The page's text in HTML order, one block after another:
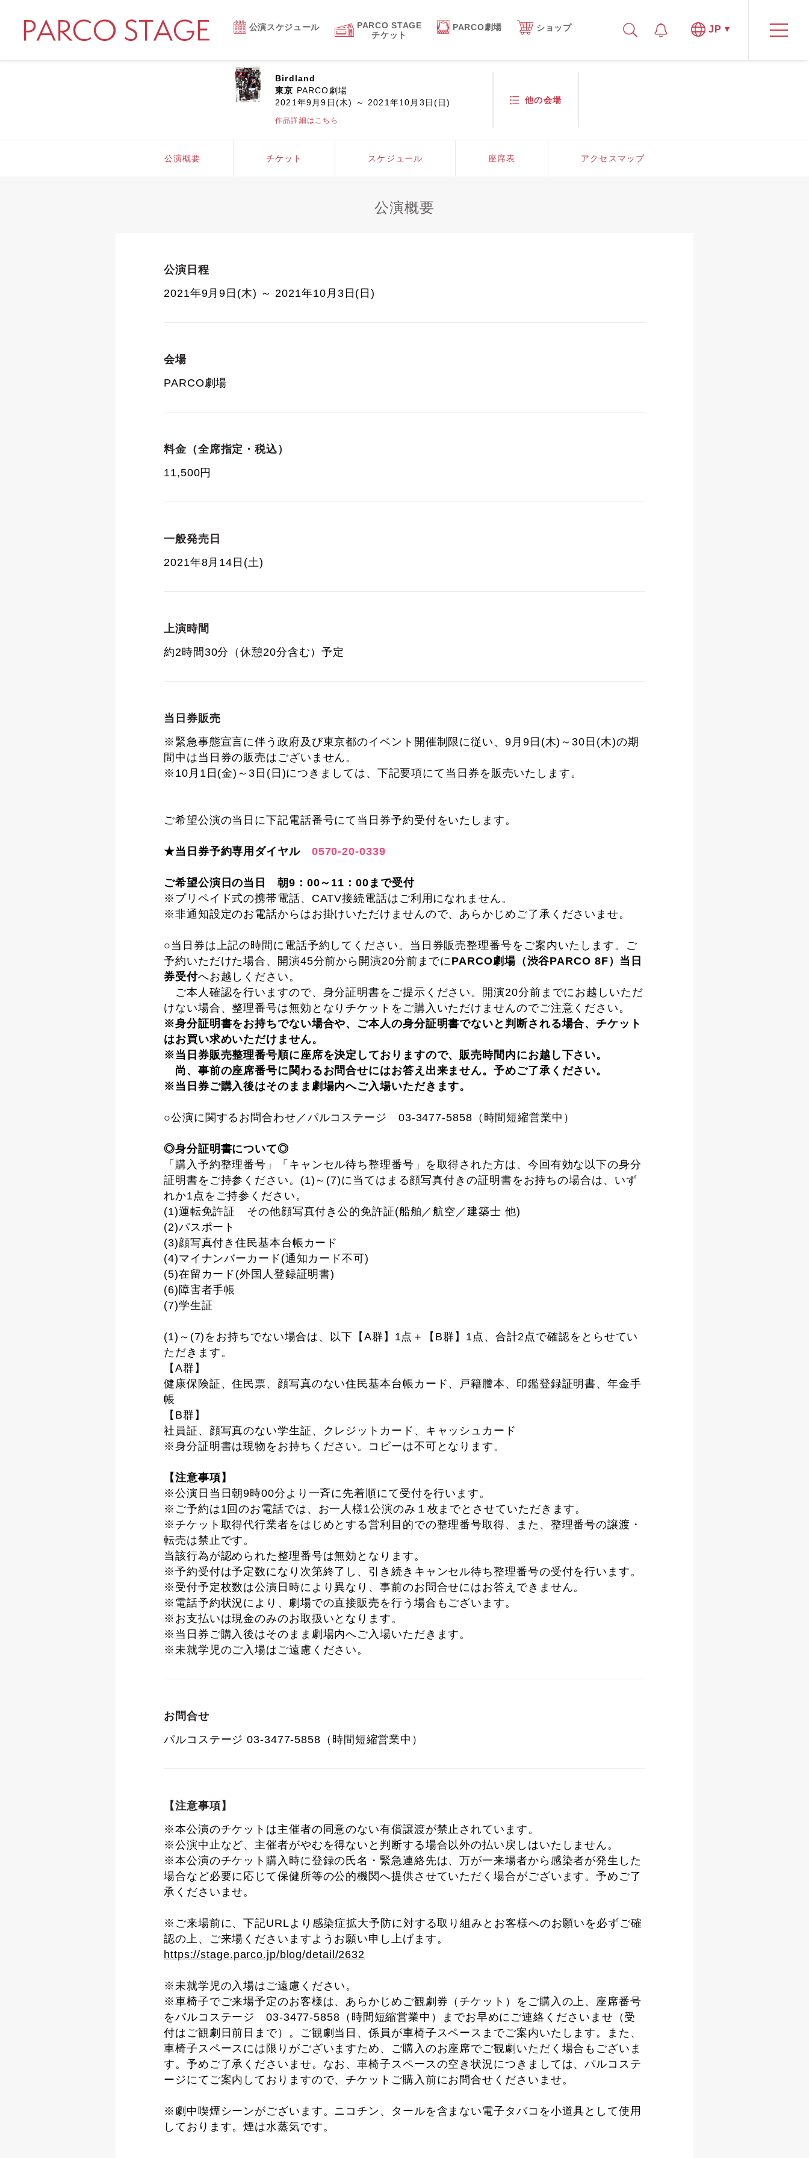
公演スケジュール
PARCO STAGE
チケット
PARCO劇場 ショップ JP
Birdland
東京 PARCO劇場
2021年9月9日(木) ～ 2021年10月3日(日)
作品詳細はこちら
他の会場
公演概要 チケット スケジュール 座席表 アクセスマップ
公演概要
公演日程
2021年9月9日(木) ～ 2021年10月3日(日)
会場
PARCO劇場
料金（全席指定・税込）
11,500円
一般発売日
2021年8月14日(土)
上演時間
約2時間30分（休憩20分含む）予定
当日券販売
※緊急事態宣言に伴う政府及び東京都のイベント開催制限に従い、9月9日(木)～30日(木)の期
間中は当日券の販売はございません。
※10月1日(金)～3日(日)につきましては、下記要項にて当日券を販売いたします。
ご希望公演の当日に下記電話番号にて当日券予約受付をいたします。
★当日券予約専用ダイヤル 0570-20-0339
ご希望公演日の当日 朝9：00～11：00まで受付
※プリペイド式の携帯電話、CATV接続電話はご利用になれません。
※非通知設定のお電話からはお掛けいただけませんので、あらかじめご了承くださいませ。
○当日券は上記の時間に電話予約してください。当日券販売整理番号をご案内いたします。ご
予約いただけた場合、開演45分前から開演20分前までにPARCO劇場（渋谷PARCO 8F）当日
券受付へお越しください。
ご本人確認を行いますので、身分証明書をご提示ください。開演20分前までにお越しいただ
けない場合、整理番号は無効となりチケットをご購入いただけませんのでご注意ください。
※身分証明書をお持ちでない場合や、ご本人の身分証明書でないと判断される場合、チケット
はお買い求めいただけません。
※当日券販売整理番号順に座席を決定しておりますので、販売時間内にお越し下さい。
尚、事前の座席番号に関わるお問合せにはお答え出来ません。予めご了承ください。
※当日券ご購入後はそのまま劇場内へご入場いただきます。
○公演に関するお問合わせ／パルコステージ 03-3477-5858（時間短縮営業中）
◎身分証明書について◎
「購入予約整理番号」「キャンセル待ち整理番号」を取得された方は、今回有効な以下の身分
証明書をご持参ください。(1)～(7)に当てはまる顔写真付きの証明書をお持ちの場合は、いず
れか1点をご持参ください。
(1)運転免許証 その他顔写真付き公的免許証(船舶／航空／建築士 他)
(2)パスポート
(3)顔写真付き住民基本台帳カード
(4)マイナンバーカード(通知カード不可)
(5)在留カード(外国人登録証明書)
(6)障害者手帳
(7)学生証
(1)～(7)をお持ちでない場合は、以下【A群】1点＋【B群】1点、合計2点で確認をとらせてい
ただきます。
【A群】
健康保険証、住民票、顔写真のない住民基本台帳カード、戸籍謄本、印鑑登録証明書、年金手
帳
【B群】
社員証、顔写真のない学生証、クレジットカード、キャッシュカード
※身分証明書は現物をお持ちください。コピーは不可となります。
【注意事項】
※公演日当日朝9時00分より一斉に先着順にて受付を行います。
※ご予約は1回のお電話では、お一人様1公演のみ１枚までとさせていただきます。
※チケット取得代行業者をはじめとする営利目的での整理番号取得、また、整理番号の譲渡・
転売は禁止です。
当該行為が認められた整理番号は無効となります。
※予約受付は予定数になり次第終了し、引き続きキャンセル待ち整理番号の受付を行います。
※受付予定枚数は公演日時により異なり、事前のお問合せにはお答えできません。
※電話予約状況により、劇場での直接販売を行う場合もございます。
※お支払いは現金のみのお取扱いとなります。
※当日券ご購入後はそのまま劇場内へご入場いただきます。
※未就学児のご入場はご遠慮ください。
お問合せ
パルコステージ 03-3477-5858（時間短縮営業中）
【注意事項】
※本公演のチケットは主催者の同意のない有償譲渡が禁止されています。
※公演中止など、主催者がやむを得ないと判断する場合以外の払い戻しはいたしません。
※本公演のチケット購入時に登録の氏名・緊急連絡先は、万が一来場者から感染者が発生した
場合など必要に応じて保健所等の公的機関へ提供させていただく場合がございます。予めご了
承くださいませ。
※ご来場前に、下記URLより感染症拡大予防に対する取り組みとお客様へのお願いを必ずご確
認の上、ご来場くださいますようお願い申し上げます。
https://stage.parco.jp/blog/detail/2632
※未就学児の入場はご遠慮ください。
※車椅子でご来場予定のお客様は、あらかじめご観劇券（チケット）をご購入の上、座席番号
をパルコステージ 03-3477-5858（時間短縮営業中）までお早めにご連絡くださいませ（受
付はご観劇日前日まで）。ご観劇当日、係員が車椅子スペースまでご案内いたします。また、
車椅子スペースには限りがございますため、ご購入のお座席でご観劇いただく場合もございま
す。予めご了承くださいませ。なお、車椅子スペースの空き状況につきましては、パルコステ
ージにてご案内しておりますので、チケットご購入前にお問合せくださいませ。
※劇中喫煙シーンがございます。ニコチン、タールを含まない電子タバコを小道具として使用
しております。煙は水蒸気です。